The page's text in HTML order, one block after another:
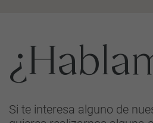
Si te interesa alguno de